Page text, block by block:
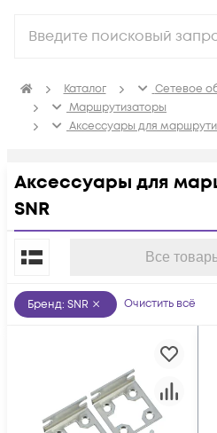
Каталог
Сетевое
Маршрутизаторы
Аксессуары для
Аксессуары для
SNR
Все
По популярности
Бренд: SNR Очистить всё